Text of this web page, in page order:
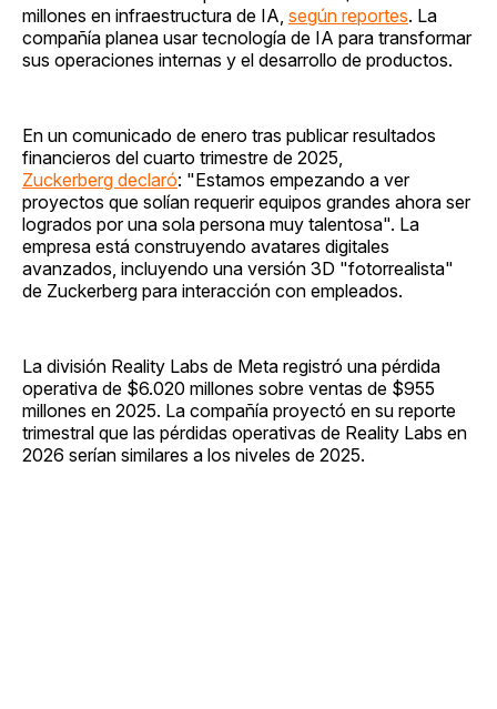
millones en infraestructura de IA, según reportes. La
compañía planea usar tecnología de IA para transformar
sus operaciones internas y el desarrollo de productos.
En un comunicado de enero tras publicar resultados
financieros del cuarto trimestre de 2025,
Zuckerberg declaró: "Estamos empezando a ver
proyectos que solían requerir equipos grandes ahora ser
logrados por una sola persona muy talentosa". La
empresa está construyendo avatares digitales
avanzados, incluyendo una versión 3D "fotorrealista"
de Zuckerberg para interacción con empleados.
La división Reality Labs de Meta registró una pérdida
operativa de $6.020 millones sobre ventas de $955
millones en 2025. La compañía proyectó en su reporte
trimestral que las pérdidas operativas de Reality Labs en
2026 serían similares a los niveles de 2025.